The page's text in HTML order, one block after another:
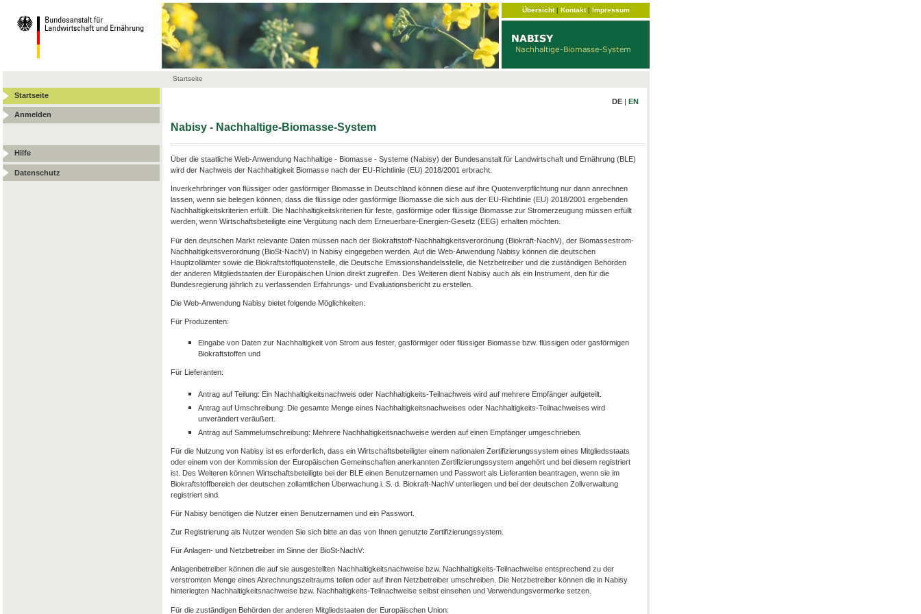
Übersicht| Kontakt| Impressum
Startseite
Startseite
Anmelden
Hilfe
Datenschutz
DE |EN
Nabisy - Nachhaltige-Biomasse-System
Über die staatliche Web-Anwendung Nachhaltige - Biomasse - Systeme (Nabisy) der Bundesanstalt für Landwirtschaft und Ernährung (BLE)
wird der Nachweis der Nachhaltigkeit Biomasse nach der EU-Richtlinie (EU) 2018/2001 erbracht.
Inverkehrbringer von flüssiger oder gasförmiger Biomasse in Deutschland können diese auf ihre Quotenverpflichtung nur dann anrechnen
lassen, wenn sie belegen können, dass die flüssige oder gasförmige Biomasse die sich aus der EU-Richtlinie (EU) 2018/2001 ergebenden
Nachhaltigkeitskriterien erfüllt. Die Nachhaltigkeitskriterien für feste, gasförmige oder flüssige Biomasse zur Stromerzeugung müssen erfüllt
werden, wenn Wirtschaftsbeteiligte eine Vergütung nach dem Erneuerbare-Energien-Gesetz (EEG) erhalten möchten.
Für den deutschen Markt relevante Daten müssen nach der Biokraftstoff-Nachhaltigkeitsverordnung (Biokraft-NachV), der Biomassestrom-
Nachhaltigkeitsverordnung (BioSt-NachV) in Nabisy eingegeben werden. Auf die Web-Anwendung Nabisy können die deutschen
Hauptzollämter sowie die Biokraftstoffquotenstelle, die Deutsche Emissionshandelsstelle, die Netzbetreiber und die zuständigen Behörden
der anderen Mitgliedstaaten der Europäischen Union direkt zugreifen. Des Weiteren dient Nabisy auch als ein Instrument, den für die
Bundesregierung jährlich zu verfassenden Erfahrungs- und Evaluationsbericht zu erstellen.
Die Web-Anwendung Nabisy bietet folgende Möglichkeiten:
Für Produzenten:
Eingabe von Daten zur Nachhaltigkeit von Strom aus fester, gasförmiger oder flüssiger Biomasse bzw. flüssigen oder gasförmigen
Biokraftstoffen und
Für Lieferanten:
Antrag auf Teilung: Ein Nachhaltigkeitsnachweis oder Nachhaltigkeits-Teilnachweis wird auf mehrere Empfänger aufgeteilt.
Antrag auf Umschreibung: Die gesamte Menge eines Nachhaltigkeitsnachweises oder Nachhaltigkeits-Teilnachweises wird
unverändert veräußert.
Antrag auf Sammelumschreibung: Mehrere Nachhaltigkeitsnachweise werden auf einen Empfänger umgeschrieben.
Für die Nutzung von Nabisy ist es erforderlich, dass ein Wirtschaftsbeteiligter einem nationalen Zertifizierungssystem eines Mitgliedsstaats
oder einem von der Kommission der Europäischen Gemeinschaften anerkannten Zertifizierungssystem angehört und bei diesem registriert
ist. Des Weiteren können Wirtschaftsbeteiligte bei der BLE einen Benutzernamen und Passwort als Lieferanten beantragen, wenn sie im
Biokraftstoffbereich der deutschen zollamtlichen Überwachung i. S. d. Biokraft-NachV unterliegen und bei der deutschen Zollverwaltung
registriert sind.
Für Nabisy benötigen die Nutzer einen Benutzernamen und ein Passwort.
Zur Registrierung als Nutzer wenden Sie sich bitte an das von Ihnen genutzte Zertifizierungssystem.
Für Anlagen- und Netzbetreiber im Sinne der BioSt-NachV:
Anlagenbetreiber können die auf sie ausgestellten Nachhaltigkeitsnachweise bzw. Nachhaltigkeits-Teilnachweise entsprechend zu der
verstromten Menge eines Abrechnungszeitraums teilen oder auf ihren Netzbetreiber umschreiben. Die Netzbetreiber können die in Nabisy
hinterlegten Nachhaltigkeitsnachweise bzw. Nachhaltigkeits-Teilnachweise selbst einsehen und Verwendungsvermerke setzen.
Für die zuständigen Behörden der anderen Mitgliedstaaten der Europäischen Union: